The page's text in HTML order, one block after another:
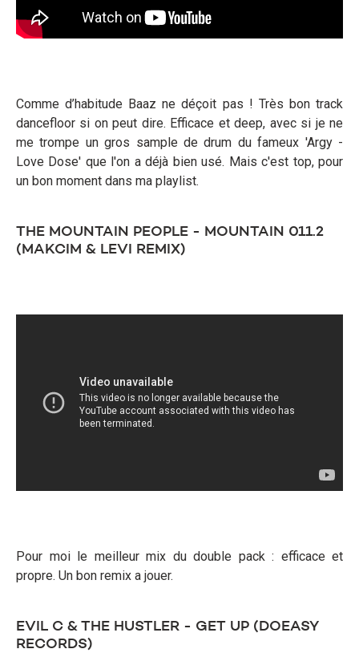
Comme d’habitude Baaz ne déçoit pas ! Très bon track
dancefloor si on peut dire. Efficace et deep, avec si je ne
me trompe un gros sample de drum du fameux 'Argy -
Love Dose' que l'on a déjà bien usé. Mais c'est top, pour
un bon moment dans ma playlist.
THE MOUNTAIN PEOPLE - MOUNTAIN 011.2
(MAKCIM & LEVI REMIX)
Pour moi le meilleur mix du double pack : efficace et
propre. Un bon remix a jouer.
EVIL C & THE HUSTLER - GET UP (DOEASY
RECORDS)